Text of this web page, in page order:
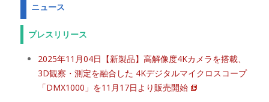
ニュース
プレスリリース
2025年11月04日【新製品】高解像度4Kカメラを搭載、
3D観察・測定を融合した 4Kデジタルマイクロスコープ
「DMX1000」を11月17日より販売開始